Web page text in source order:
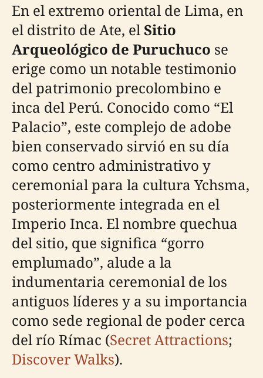
En el extremo oriental de Lima, en
el distrito de Ate, elSitio
Arqueológico de Puruchuco se
erige como un notable testimonio
del patrimonio precolombino e
inca del Perú. Conocido como “El
Palacio”, este complejo de adobe
bien conservado sirvió en su día
como centro administrativo y
ceremonial para la cultura Ychsma,
posteriormente integrada en el
Imperio Inca. El nombre quechua
del sitio, que significa “gorro
emplumado”, alude a la
indumentaria ceremonial de los
antiguos líderes y a su importancia
como sede regional de poder cerca
del río Rímac (Secret Attractions;
Discover Walks).